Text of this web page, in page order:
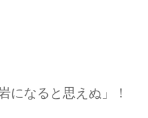
になると思えぬ」！